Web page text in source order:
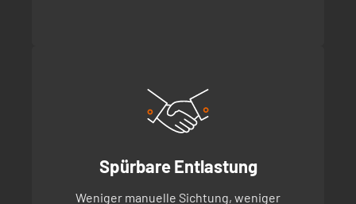
Spürbare Entlastung
Weniger manuelle Sichtung, weniger